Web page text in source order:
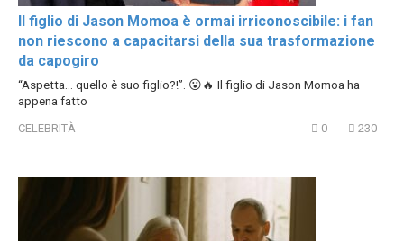
Il figlio di Jason Momoa è ormai irriconoscibile: i fan
non riescono a capacitarsi della sua trasformazione
da capogiro
“Aspetta… quello è suo figlio?!”. 😮🔥 Il figlio di Jason Momoa ha
appena fatto
CELEBRITÀ 0 230